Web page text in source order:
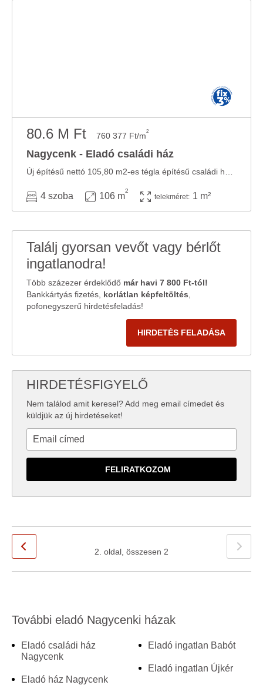
80.6 M Ft 760 377 Ft/m2
Nagycenk - Eladó családi ház
4 szoba 106 m
2
telekméret: 1 m²
Találj gyorsan vevőt vagy bérlőt
ingatlanodra!
Több százezer érdeklődő már havi 7 800 Ft-tól!
Bankkártyás fizetés, korlátlan képfeltöltés
pofonegyszerű hirdetésfeladás!
HIRDETÉS FELADÁSA
HIRDETÉSFIGYELŐ
Nem találod amit keresel? Add meg email címedet és
küldjük az új hirdetéseket!
2. oldal, összesen 2
További eladó Nagycenki házak
Eladó családi ház
Nagycenk
Eladó ház Nagycenk
Eladó ingatlan Babót
Eladó ingatlan Újkér